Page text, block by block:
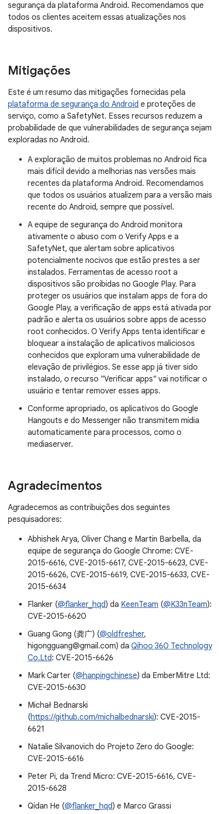
segurança da plataforma Android. Recomendamos que
todos os clientes aceitem essas atualizações nos
dispositivos.
Mitigações
Este é um resumo das mitigações fornecidas pela
plataforma de segurança do Android e proteções de
serviço, como a SafetyNet. Esses recursos reduzem a
probabilidade de que vulnerabilidades de segurança sejam
exploradas no Android.
A exploração de muitos problemas no Android fica
mais difícil devido a melhorias nas versões mais
recentes da plataforma Android. Recomendamos
que todos os usuários atualizem para a versão mais
recente do Android, sempre que possível.
A equipe de segurança do Android monitora
ativamente o abuso com o Verify Apps e a
SafetyNet, que alertam sobre aplicativos
potencialmente nocivos que estão prestes a ser
instalados. Ferramentas de acesso root a
dispositivos são proibidas no Google Play. Para
proteger os usuários que instalam apps de fora do
Google Play, a verificação de apps está ativada por
padrão e alerta os usuários sobre apps de acesso
root conhecidos. O Verify Apps tenta identificar e
bloquear a instalação de aplicativos maliciosos
conhecidos que exploram uma vulnerabilidade de
elevação de privilégios. Se esse app já tiver sido
instalado, o recurso "Verificar apps" vai notificar o
usuário e tentar remover esses apps.
Conforme apropriado, os aplicativos do Google
Hangouts e do Messenger não transmitem mídia
automaticamente para processos, como o
mediaserver.
Agradecimentos
Agradecemos as contribuições dos seguintes
pesquisadores:
Abhishek Arya, Oliver Chang e Martin Barbella, da
equipe de segurança do Google Chrome: CVE-
2015-6616, CVE-2015-6617, CVE-2015-6623, CVE-
2015-6626, CVE-2015-6619, CVE-2015-6633, CVE-
2015-6634
Flanker (@flanker_hqd) da KeenTeam (@K33nTeam):
CVE-2015-6620
Guang Gong (龚广) (@oldfresher,
higongguang@gmail.com) da Qihoo 360 Technology
Co.Ltd: CVE-2015-6626
Mark Carter (@hanpingchinese) da EmberMitre Ltd:
CVE-2015-6630
Michał Bednarski
(https://github.com/michalbednarski): CVE-2015-
6621
Natalie Silvanovich do Projeto Zero do Google:
CVE-2015-6616
Peter Pi, da Trend Micro: CVE-2015-6616, CVE-
2015-6628
Qidan He (@flanker_hqd) e Marco Grassi